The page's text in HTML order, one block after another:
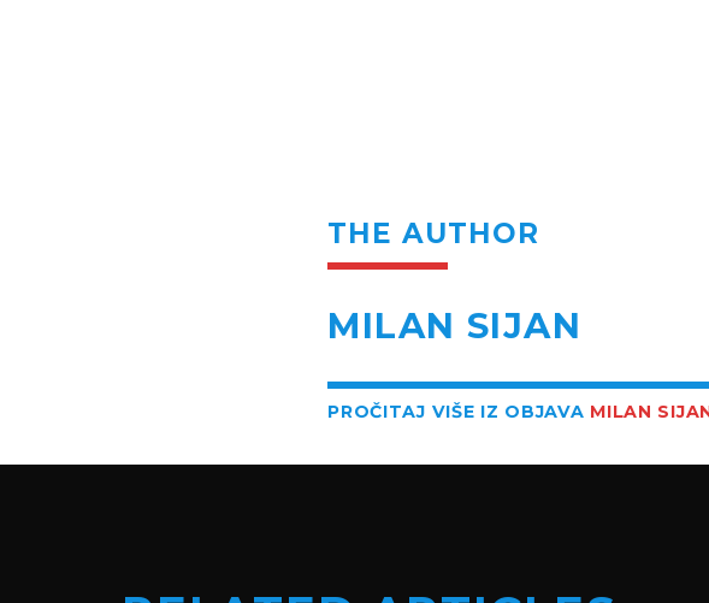
THE AUTHOR
MILAN SIJAN
PROČITAJ VIŠE IZ OBJAVA MILAN